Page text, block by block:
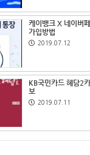
케이뱅크 X 네이버
가입방법
2019.07.12
KB국민카드 혜담2
보
2019.07.11